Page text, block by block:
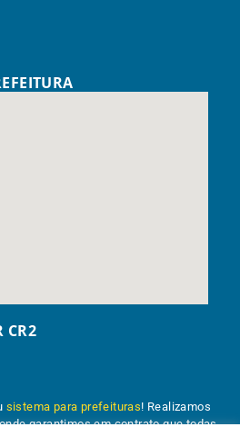
CR2
sistema para prefeituras! Realizamos
garantimos em contrato que todas